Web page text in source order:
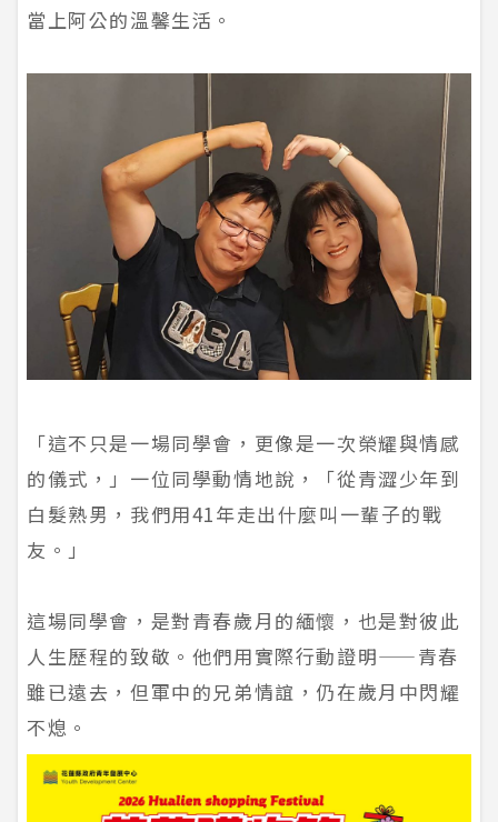
當上阿公的溫馨生活。
「這不只是一場同學會，更像是一次榮耀與情感
的儀式，」一位同學動情地說，「從青澀少年到
白髮熟男，我們用41年走出什麼叫一輩子的戰
友。」
這場同學會，是對青春歲月的緬懷，也是對彼此
人生歷程的致敬。他們用實際行動證明——青春
雖已遠去，但軍中的兄弟情誼，仍在歲月中閃耀
不熄。